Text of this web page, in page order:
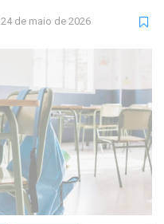
24 de maio de 2026